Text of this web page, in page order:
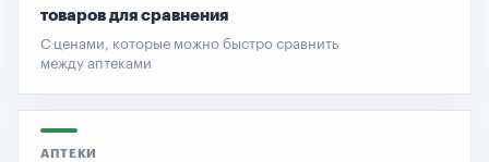
товаров для сравнения
С ценами, которые можно быстро сравнить
между аптеками
АПТЕКИ